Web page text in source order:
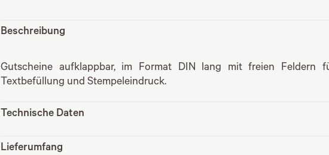
Beschreibung
Gutscheine aufklappbar, im Format DIN lang mit freien Feldern
Textbefüllung und Stempeleindruck.
Technische Daten
Lieferumfang